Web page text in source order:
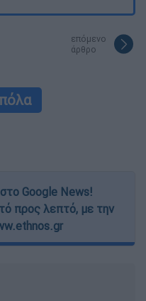
επόμενο
άρθρο
Google News!
προς λεπτό, με την